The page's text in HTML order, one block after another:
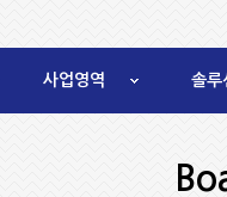
사업영역 솔루